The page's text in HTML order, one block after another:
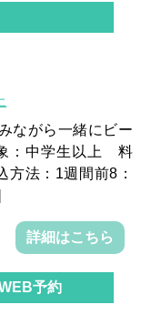
ながら一緒にビー
：中学生以上 料
法：1週間前8：
詳細はこちら
予約